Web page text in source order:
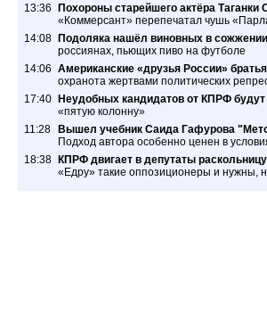
13:36 Похороны старейшего актёра
«Коммерсант» перепечатал чушь
14:08 Подоляка нашёл виновных в
россиянах, пьющих пиво на футболе
14:06 Американские «друзья России»
охранота жертвами политических
17:40 Неудобных кандидатов от КПРФ будут
«пятую колонну»
11:28 Вышел учебник Саида Гафурова
Подход автора особенно ценен в
18:38 КПРФ двигает в депутаты
«Едру» такие оппозиционеры и нужны,